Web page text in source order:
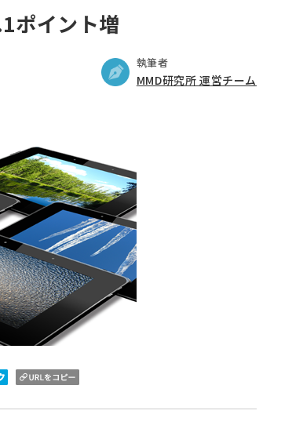
ポイント増
執筆者
MMD研究所 運営チーム